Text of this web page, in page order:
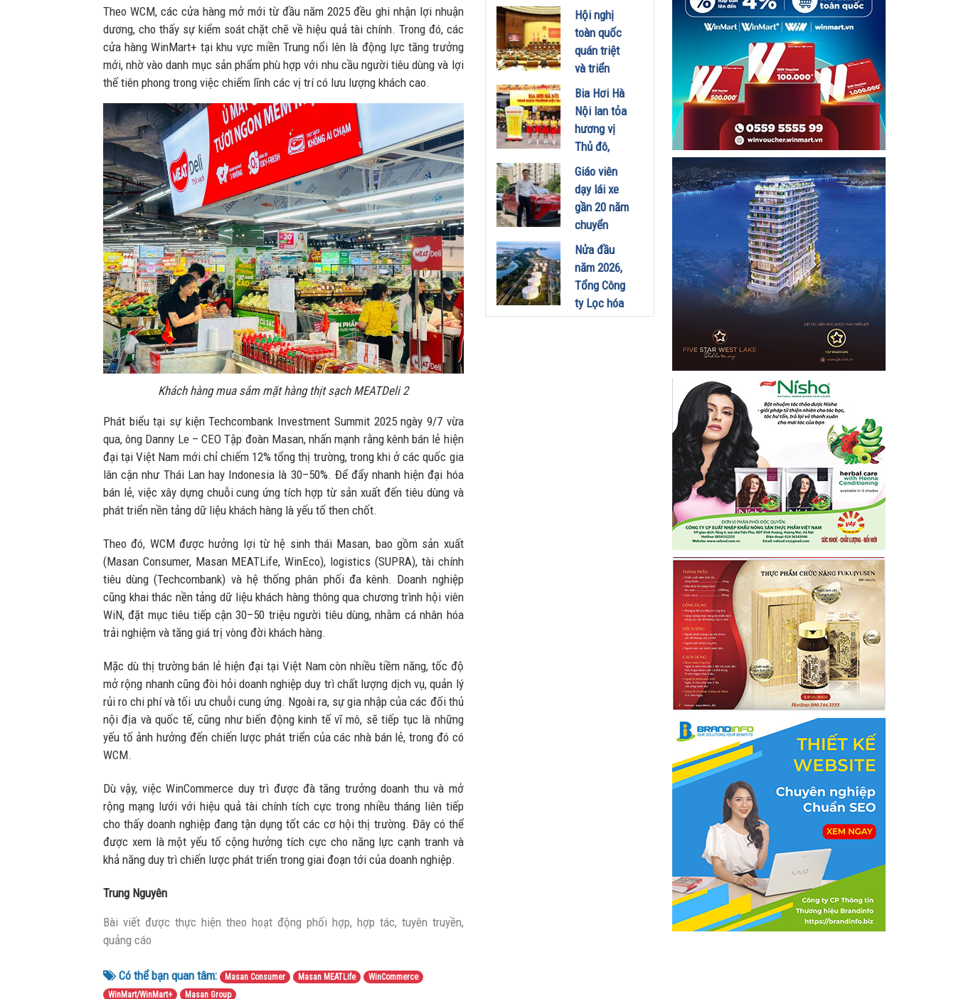
Theo WCM, các cửa hàng mở mới từ đầu năm 2025 đều ghi nhận lợi nhuận
dương, cho thấy sự kiểm soát chặt chẽ về hiệu quả tài chính. Trong đó, các
cửa hàng WinMart+ tại khu vực miền Trung nổi lên là động lực tăng trưởng
mới, nhờ vào danh mục sản phẩm phù hợp với nhu cầu người tiêu dùng và lợi
thế tiên phong trong việc chiếm lĩnh các vị trí có lưu lượng khách cao.
Khách hàng mua sắm mặt hàng thịt sạch MEATDeli 2
Phát biểu tại sự kiện Techcombank Investment Summit 2025 ngày 9/7 vừa
qua, ông Danny Le – CEO Tập đoàn Masan, nhấn mạnh rằng kênh bán lẻ hiện
đại tại Việt Nam mới chỉ chiếm 12% tổng thị trường, trong khi ở các quốc gia
lân cận như Thái Lan hay Indonesia là 30–50%. Để đẩy nhanh hiện đại hóa
bán lẻ, việc xây dựng chuỗi cung ứng tích hợp từ sản xuất đến tiêu dùng và
phát triển nền tảng dữ liệu khách hàng là yếu tố then chốt.
Theo đó, WCM được hưởng lợi từ hệ sinh thái Masan, bao gồm sản xuất
(Masan Consumer, Masan MEATLife, WinEco), logistics (SUPRA), tài chính
tiêu dùng (Techcombank) và hệ thống phân phối đa kênh. Doanh nghiệp
cũng khai thác nền tảng dữ liệu khách hàng thông qua chương trình hội viên
WiN, đặt mục tiêu tiếp cận 30–50 triệu người tiêu dùng, nhằm cá nhân hóa
trải nghiệm và tăng giá trị vòng đời khách hàng.
Mặc dù thị trường bán lẻ hiện đại tại Việt Nam còn nhiều tiềm năng, tốc độ
mở rộng nhanh cũng đòi hỏi doanh nghiệp duy trì chất lượng dịch vụ, quản lý
rủi ro chi phí và tối ưu chuỗi cung ứng. Ngoài ra, sự gia nhập của các đối thủ
nội địa và quốc tế, cũng như biến động kinh tế vĩ mô, sẽ tiếp tục là những
yếu tố ảnh hưởng đến chiến lược phát triển của các nhà bán lẻ, trong đó có
WCM.
Dù vậy, việc WinCommerce duy trì được đà tăng trưởng doanh thu và mở
rộng mạng lưới với hiệu quả tài chính tích cực trong nhiều tháng liên tiếp
cho thấy doanh nghiệp đang tận dụng tốt các cơ hội thị trường. Đây có thể
được xem là một yếu tố cộng hưởng tích cực cho năng lực cạnh tranh và
khả năng duy trì chiến lược phát triển trong giai đoạn tới của doanh nghiệp.
Trung Nguyên
Bài viết được thực hiện theo hoạt động phối hợp, hợp tác, tuyên truyền,
quảng cáo
Có thể bạn quan tâm: Masan Consumer Masan MEATLife
WinCommerce
WinMart/WinMart+
Masan Group
phát triển
trung tâm
công
nghiệp -
sinh thái
tại Vũng
Áng
29/07/2026
Hội nghị
toàn quốc
quán triệt
và triển
khai thực
hiện Nghị
quyết Hội
nghị Trung
29/07/2026
Bia Hơi Hà
Nội lan tỏa
hương vị
Thủ đô,
khuấy động
mùa hè tại
TP. Hồ Chí
Minh
Giáo viên
dạy lái xe
gần 20 năm
chuyển
sang dùng
Limo
Green: Tôi
đã hiểu vì
sao xe điện
Nửa đầu
năm 2026,
Tổng Công
ty Lọc hóa
dầu Việt